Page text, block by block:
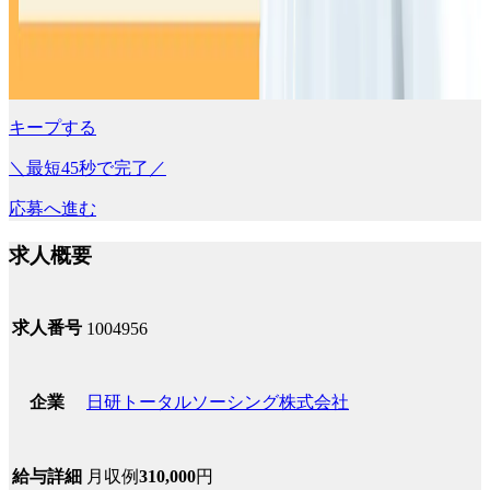
キープする
＼最短45秒で完了／
応募へ進む
求人概要
求人番号 1004956
企業 日研トータルソーシング株式会社
給与詳細 月収例310,000円